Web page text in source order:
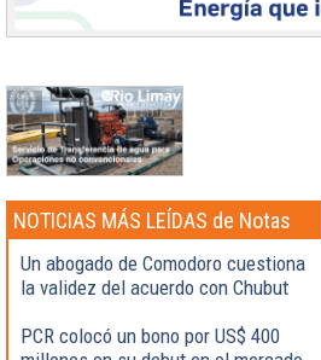
NOTICIAS MÁS LEÍDAS de Notas
Destacadas
Un abogado de Comodoro cuestiona
la validez del acuerdo con Chubut
PCR colocó un bono por US$ 400